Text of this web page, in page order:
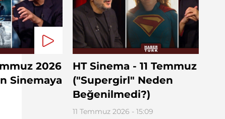
2026
Sinemaya
HT Sinema - 11 Temmuz 2026
("Supergirl" Neden
Beğenilmedi?)
11 Temmuz 2026 - 15:09